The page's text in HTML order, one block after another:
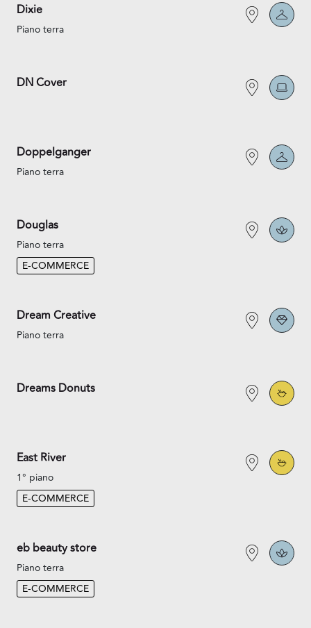
Dixie
Piano terra
DN Cover
Doppelganger
Piano terra
Douglas
Piano terra
E-COMMERCE
Dream Creative
Piano terra
Dreams Donuts
East River
1° piano
E-COMMERCE
eb beauty store
Piano terra
E-COMMERCE